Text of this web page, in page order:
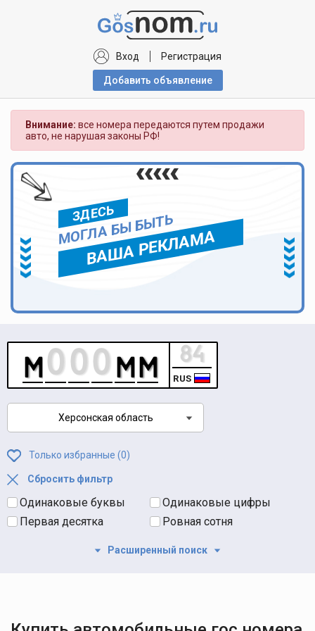
Вход Регистрация
Добавить объявлениe
Внимание: все номера передаются путем продажи
авто, не нарушая законы РФ!
ЗДЕСЬ
МОГЛА БЫ БЫТЬ
ВАША РЕКЛАМА
RUS
Херсонская область
Только избранные (0)
Сбросить фильтр
Одинаковые буквы
Одинаковые цифры
Первая десятка
Ровная сотня
Расширенный поиск